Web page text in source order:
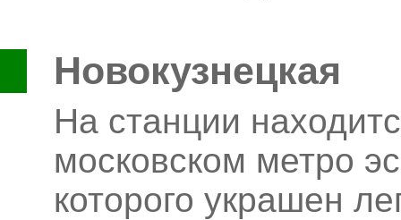
Новокузнецкая
На станции
московском метро
которого украшен